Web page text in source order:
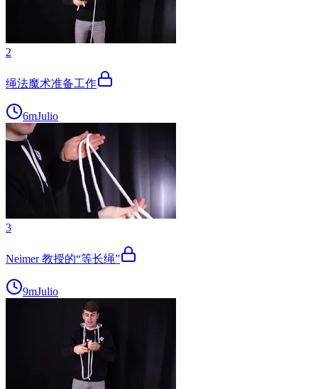
2
绳法魔术准备工作
6mJulio
3
Neimer 教授的“等长绳”
9mJulio